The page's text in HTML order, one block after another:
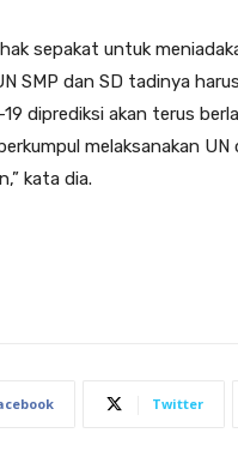
sepakat untuk
SMP dan SD tadinya
diprediksi akan terus
melaksanakan
kata dia.
Twitter